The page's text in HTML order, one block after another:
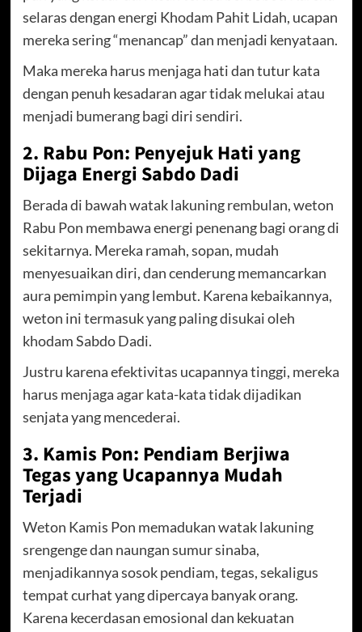
selaras dengan energi Khodam Pahit Lidah, ucapan
mereka sering “menancap” dan menjadi kenyataan.
Maka mereka harus menjaga hati dan tutur kata
dengan penuh kesadaran agar tidak melukai atau
menjadi bumerang bagi diri sendiri.
2. Rabu Pon: Penyejuk Hati yang
Dijaga Energi Sabdo Dadi
Berada di bawah watak lakuning rembulan, weton
Rabu Pon membawa energi penenang bagi orang di
sekitarnya. Mereka ramah, sopan, mudah
menyesuaikan diri, dan cenderung memancarkan
aura pemimpin yang lembut. Karena kebaikannya,
weton ini termasuk yang paling disukai oleh
khodam Sabdo Dadi.
Justru karena efektivitas ucapannya tinggi, mereka
harus menjaga agar kata-kata tidak dijadikan
senjata yang mencederai.
3. Kamis Pon: Pendiam Berjiwa
Tegas yang Ucapannya Mudah
Terjadi
Weton Kamis Pon memadukan watak lakuning
srengenge dan naungan sumur sinaba,
menjadikannya sosok pendiam, tegas, sekaligus
tempat curhat yang dipercaya banyak orang.
Karena kecerdasan emosional dan kekuatan